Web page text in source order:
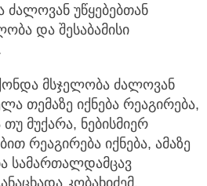
ძალოვან უწყებებთან
და შესაბამისი
მსჯელობა ძალოვან
თემაზე იქნება რეაგირება,
მუქარა, ნებისმიერ
რეაგირება იქნება, ამაზე
სამართალდამცავ